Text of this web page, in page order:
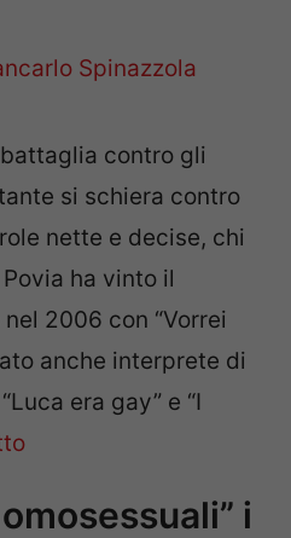
Spinazzola
contro gli
si schiera contro
nette e decise, chi
ha vinto il
2006 con “Vorrei
anche interprete di
era gay” e “I
i